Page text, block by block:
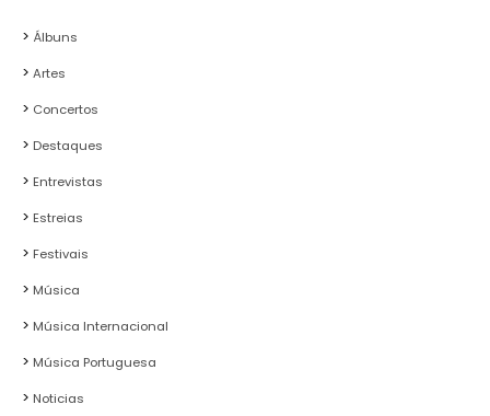
Álbuns
Artes
Concertos
Destaques
Entrevistas
Estreias
Festivais
Música
Música Internacional
Música Portuguesa
Noticias